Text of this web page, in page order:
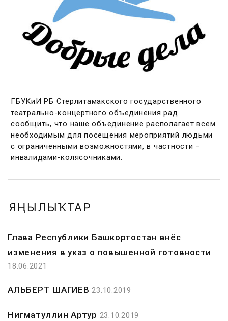
ГБУКиИ РБ Стерлитамакского государственного
театрально-концертного объединения рад
сообщить, что наше объединение располагает всем
необходимым для посещения мероприятий людьми
с ограниченными возможностями, в частности –
инвалидами-колясочниками.
ЯҢЫЛЫҠТАР
Глава Республики Башкортостан внёс
изменения в указ о повышенной готовности
18.06.2021
АЛЬБЕРТ ШАГИЕВ 23.10.2019
Нигматуллин Артур 23.10.2019